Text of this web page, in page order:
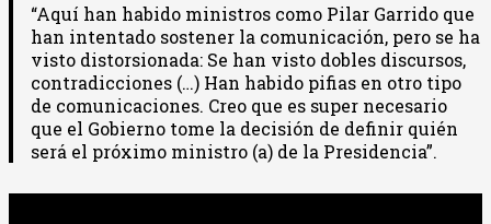
“Aquí han habido ministros como Pilar Garrido que
han intentado sostener la comunicación, pero se ha
visto distorsionada: Se han visto dobles discursos,
contradicciones (…) Han habido pifias en otro tipo
de comunicaciones. Creo que es super necesario
que el Gobierno tome la decisión de definir quién
será el próximo ministro (a) de la Presidencia”.